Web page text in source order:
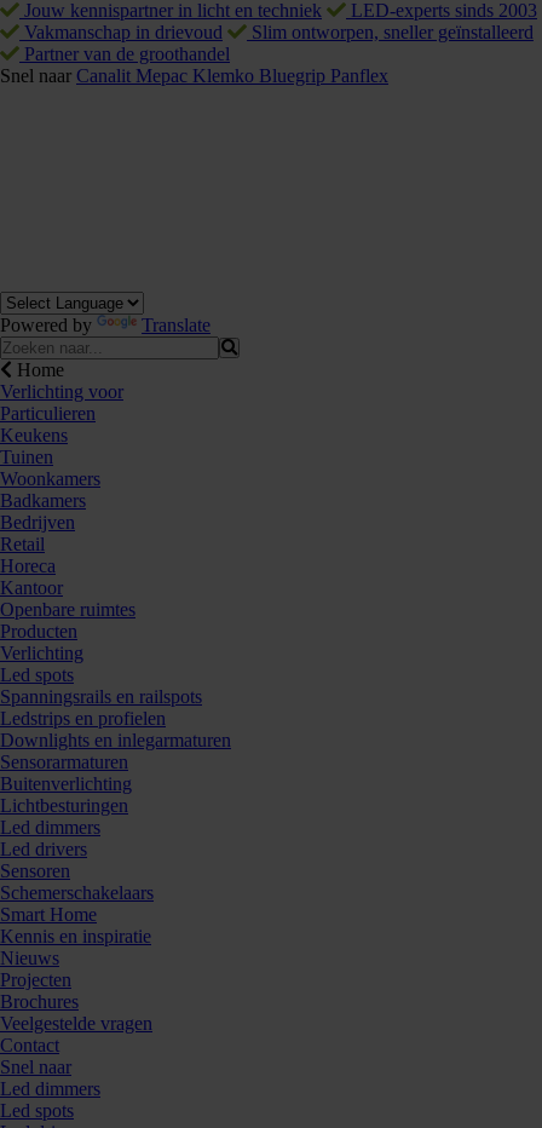
Jouw kennispartner in licht en techniek
LED-experts sinds 2003
Vakmanschap in drievoud
Slim ontworpen, sneller geïnstalleerd
Partner van de groothandel
Snel naar Canalit Mepac Klemko Bluegrip Panflex
Powered by Translate
Home
Verlichting voor
Particulieren
Keukens
Tuinen
Woonkamers
Badkamers
Bedrijven
Retail
Horeca
Kantoor
Openbare ruimtes
Producten
Verlichting
Led spots
Spanningsrails en railspots
Ledstrips en profielen
Downlights en inlegarmaturen
Sensorarmaturen
Buitenverlichting
Lichtbesturingen
Led dimmers
Led drivers
Sensoren
Schemerschakelaars
Smart Home
Kennis en inspiratie
Nieuws
Projecten
Brochures
Veelgestelde vragen
Contact
Snel naar
Led dimmers
Led spots